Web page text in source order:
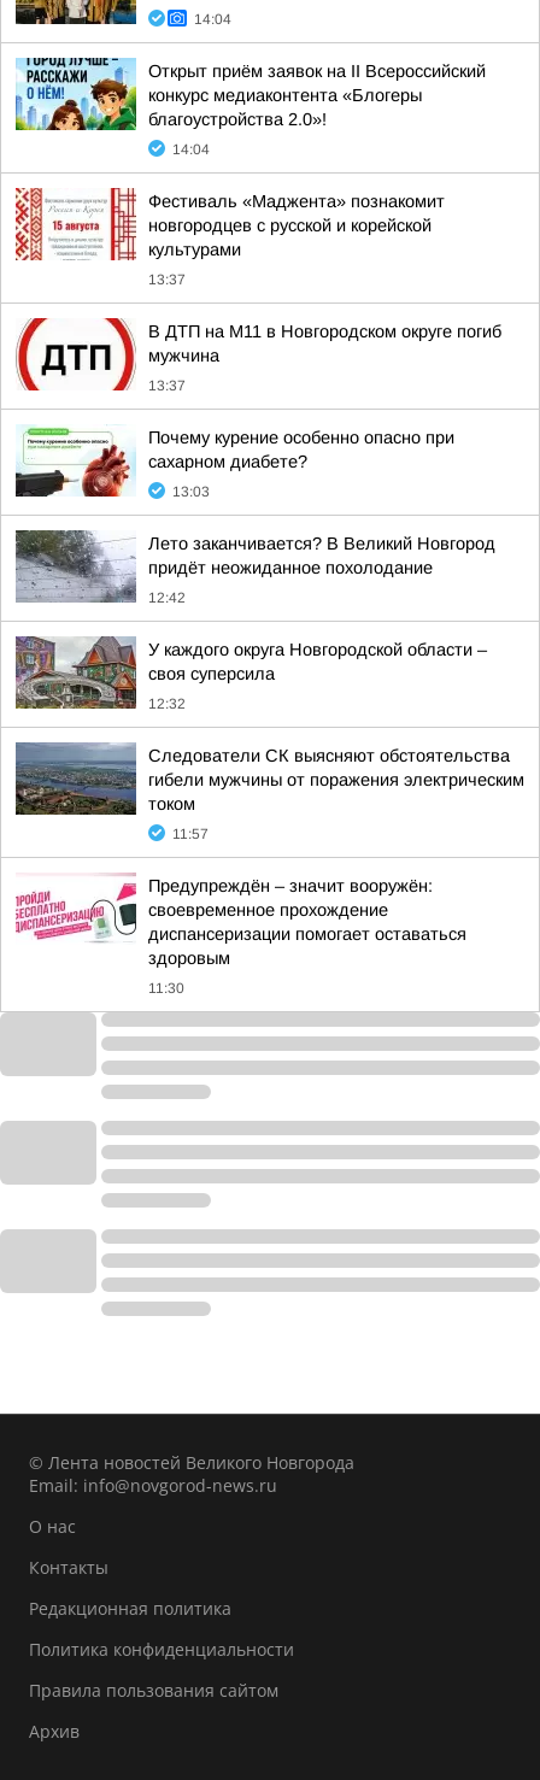
14:04
Открыт приём заявок на II Всероссийский
конкурс медиаконтента «Блогеры
благоустройства 2.0»!
14:04
Фестиваль «Маджента» познакомит
новгородцев с русской и корейской
культурами
13:37
В ДТП на М11 в Новгородском округе погиб
мужчина
13:37
Почему курение особенно опасно при
сахарном диабете?
13:03
Лето заканчивается? В Великий Новгород
придёт неожиданное похолодание
12:42
У каждого округа Новгородской области –
своя суперсила
12:32
Следователи СК выясняют обстоятельства
гибели мужчины от поражения электрическим
током
11:57
Предупреждён – значит вооружён:
своевременное прохождение
диспансеризации помогает оставаться
здоровым
11:30
© Лента новостей Великого Новгорода
Email: info@novgorod-news.ru
О нас
Контакты
Редакционная политика
Политика конфиденциальности
Правила пользования сайтом
Архив